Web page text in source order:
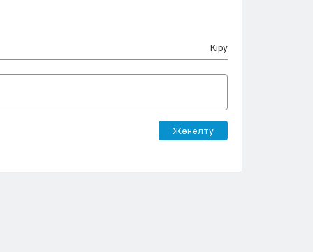
Кіру
Жөнелту